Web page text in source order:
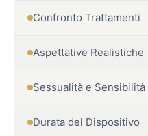
Confronto Trattamenti
Aspettative Realistiche
Sessualità e Sensibilità
Durata del Dispositivo